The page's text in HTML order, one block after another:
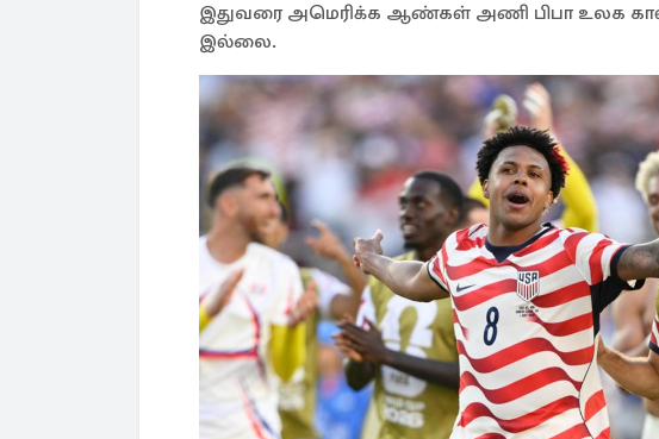
இதுவரை அமெரிக்க ஆண்கள் அணி பிபா உலக
இல்லை.